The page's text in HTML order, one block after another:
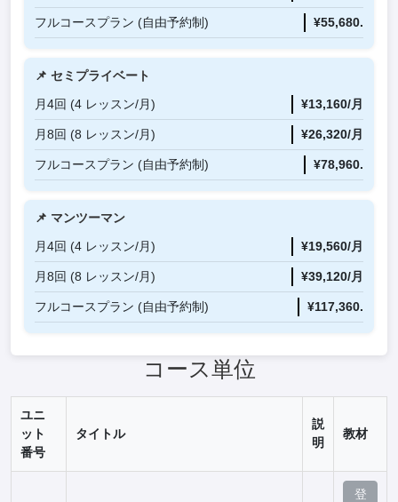
フルコースプラン (自由予約制) ¥55,680.
📌 セミプライベート
月4回 (4 レッスン/月)
¥13,160/月
月8回 (8 レッスン/月) ¥26,320/月
フルコースプラン (自由予約制) ¥78,960.
📌 マンツーマン
月4回 (4 レッスン/月)
¥19,560/月
月8回 (8 レッスン/月) ¥39,120/月
フルコースプラン (自由予約制) ¥117,360.
コース単位
ユニ
ット
番号
タイトル
説
明
教材
登